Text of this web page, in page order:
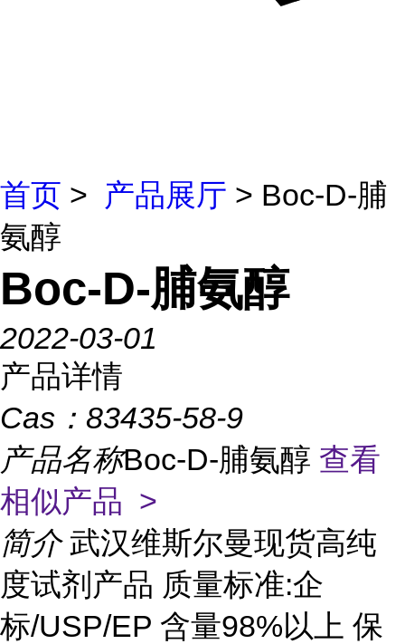
首页 > 产品展厅 > Boc-D-脯
氨醇
Boc-D-脯氨醇
2022-03-01
产品详情
Cas： 83435-58-9
产品名称Boc-D-脯氨醇 查看
相似产品 >
简介 武汉维斯尔曼现货高纯
度试剂产品 质量标准:企
标/USP/EP 含量98%以上 保